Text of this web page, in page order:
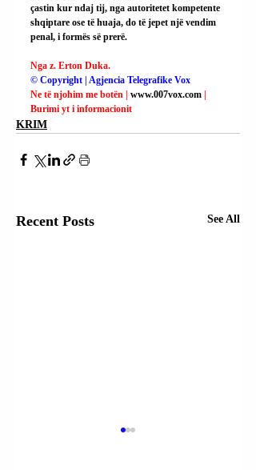
çastin kur ndaj tij, nga autoritetet kompetente
shqiptare ose të huaja, do të jepet një vendim
penal, i formës së prerë.
Nga z. Erton Duka.
© Copyright | Agjencia Telegrafike Vox
Ne të njohim me botën | www.007vox.com |
Burimi yt i informacionit
KRIM
Recent Posts See All